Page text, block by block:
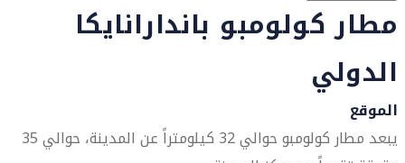
مطار كولومبو باندارانايكا
الدولي
الموقع
يبعد مطار كولومبو حوالي 32 كيلومتراً عن المدينة، حوالي 35